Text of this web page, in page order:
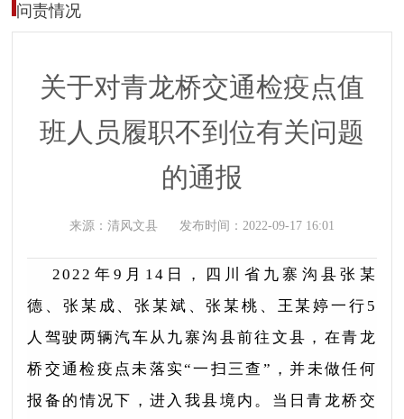
问责情况
关于对青龙桥交通检疫点值
班人员履职不到位有关问题
的通报
来源： 清风文县 发布时间： 2022-09-17 16:01
2022年9月14日，四川省九寨沟县张某
德、张某成、张某斌、张某桃、王某婷一行5
人驾驶两辆汽车从九寨沟县前往文县，在青龙
桥交通检疫点未落实“一扫三查”，并未做任何
报备的情况下，进入我县境内。当日青龙桥交